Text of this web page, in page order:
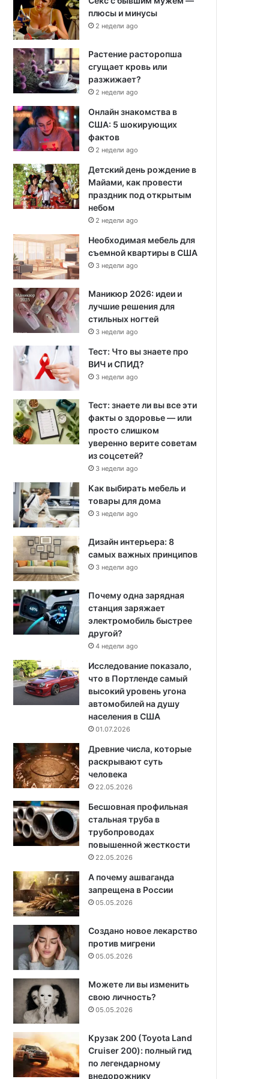
плюсы и минусы
2 недели ago
Растение расторопша
сгущает кровь или
разжижает?
2 недели ago
Онлайн знакомства в
США: 5 шокирующих
фактов
2 недели ago
Детский день рождение в
Майами, как провести
праздник под открытым
небом
2 недели ago
Необходимая мебель для
съемной квартиры в США
3 недели ago
Маникюр 2026: идеи и
лучшие решения для
стильных ногтей
3 недели ago
Тест: Что вы знаете про
ВИЧ и СПИД?
3 недели ago
Тест: знаете ли вы все эти
факты о здоровье — или
просто слишком
уверенно верите советам
из соцсетей?
3 недели ago
Как выбирать мебель и
товары для дома
3 недели ago
Дизайн интерьера: 8
самых важных принципов
3 недели ago
Почему одна зарядная
станция заряжает
электромобиль быстрее
другой?
4 недели ago
Исследование показало,
что в Портленде самый
высокий уровень угона
автомобилей на душу
населения в США
01.07.2026
Древние числа, которые
раскрывают суть
человека
22.05.2026
Бесшовная профильная
стальная труба в
трубопроводах
повышенной жесткости
22.05.2026
А почему ашваганда
запрещена в России
05.05.2026
Создано новое лекарство
против мигрени
05.05.2026
Можете ли вы изменить
свою личность?
05.05.2026
Крузак 200 (Toyota Land
Cruiser 200): полный гид
по легендарному
внедорожнику